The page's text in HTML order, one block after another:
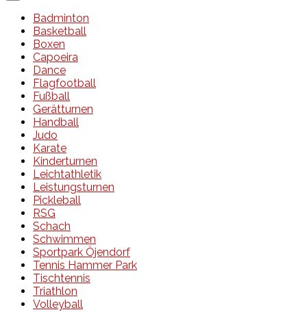
Badminton
Basketball
Boxen
Capoeira
Dance
Flagfootball
Fußball
Gerätturnen
Handball
Judo
Karate
Kinderturnen
Leichtathletik
Leistungsturnen
Pickleball
RSG
Schach
Schwimmen
Sportpark Öjendorf
Tennis Hammer Park
Tischtennis
Triathlon
Volleyball